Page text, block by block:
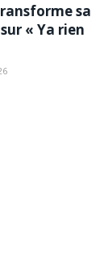
sa
« Ya rien